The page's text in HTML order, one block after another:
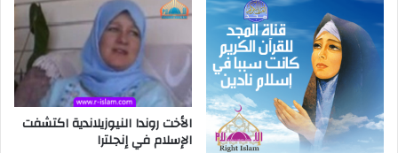
الأخت روندا النيوزيلاندية اكتشفت
الإسلام في إنجلترا